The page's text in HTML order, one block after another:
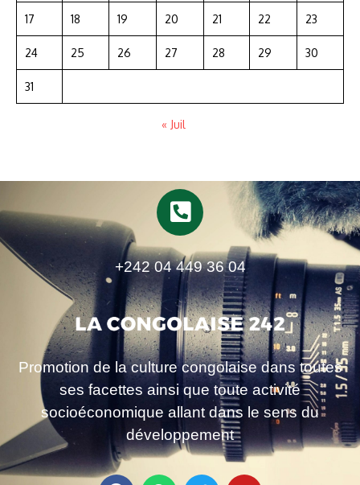
17 18 19 20 21 22 23
24 25 26 27 28 29 30
31
« Juil
+242 04 449 36 04
Promotion de la culture congolaise dans toutes
ses facettes ainsi que toute activité
socioéconomique allant dans le sens du
développement